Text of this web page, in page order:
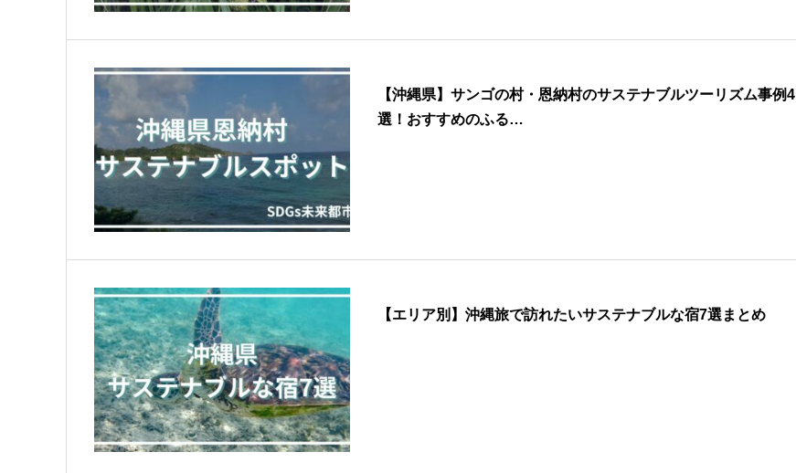
【沖縄県】サンゴの村・恩納村のサステナブルツーリズム事例4
選！おすすめのふる…
【エリア別】沖縄旅で訪れたいサステナブルな宿7選まとめ